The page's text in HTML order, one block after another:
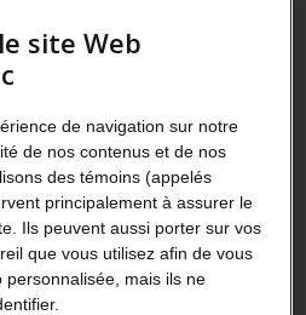
et énergie en
pour la mise
d’efficacité
LogisVert, c’est
habitudes de
!
site Web
de navigation sur notre
de nos contenus et de nos
des témoins (appelés
principalement à assurer le
Ils peuvent aussi porter sur vos
que vous utilisez afin de vous
mais ils ne